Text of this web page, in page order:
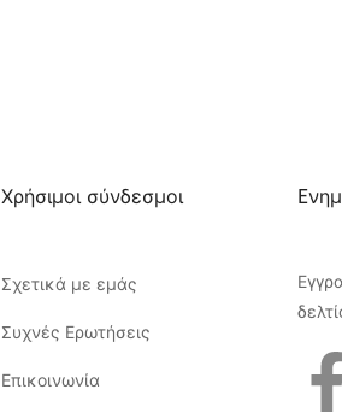
Χρήσιμοι σύνδεσμοι
Σχετικά με εμάς
Συχνές Ερωτήσεις
Επικοινωνία